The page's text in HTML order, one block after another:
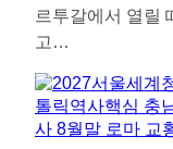
르투갈에서 열릴
고…